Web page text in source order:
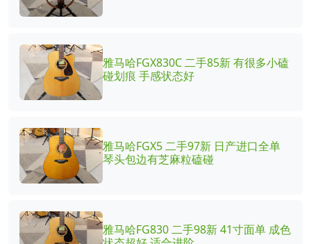
雅马哈FGX830C 二手85新 有很多小磕
碰划痕 手感状态好
雅马哈FGX5 二手97新 日产进口全单
琴头包边有芝麻粒磕碰
雅马哈FG830 二手98新 41寸面单 成色